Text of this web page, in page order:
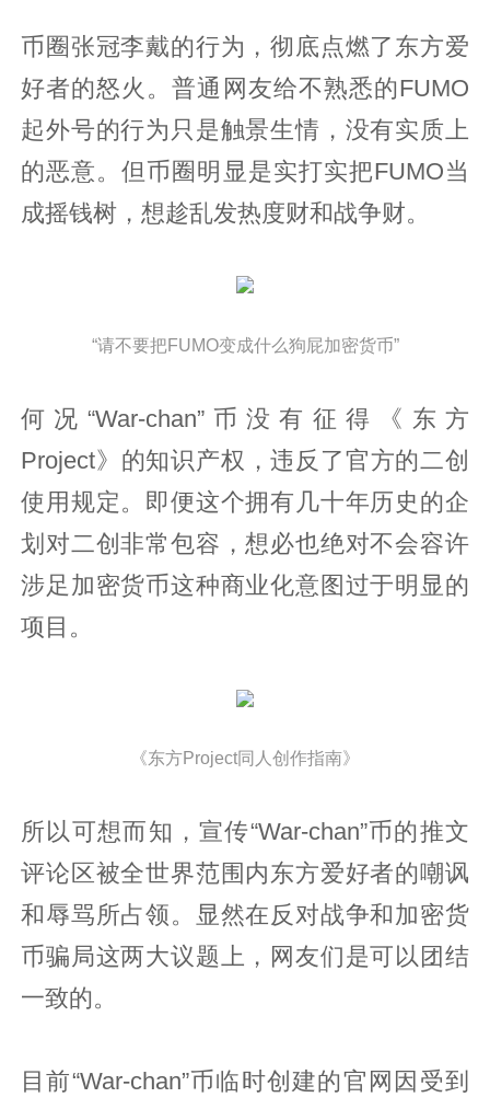
币圈张冠李戴的行为，彻底点燃了东方爱
好者的怒火。普通网友给不熟悉的FUMO
起外号的行为只是触景生情，没有实质上
的恶意。但币圈明显是实打实把FUMO当
成摇钱树，想趁乱发热度财和战争财。
“请不要把FUMO变成什么狗屁加密货币”
何况“War-chan”币没有征得《东方
Project》的知识产权，违反了官方的二创
使用规定。即便这个拥有几十年历史的企
划对二创非常包容，想必也绝对不会容许
涉足加密货币这种商业化意图过于明显的
项目。
《东方Project同人创作指南》
所以可想而知，宣传“War-chan”币的推文
评论区被全世界范围内东方爱好者的嘲讽
和辱骂所占领。显然在反对战争和加密货
币骗局这两大议题上，网友们是可以团结
一致的。
目前“War-chan”币临时创建的官网因受到